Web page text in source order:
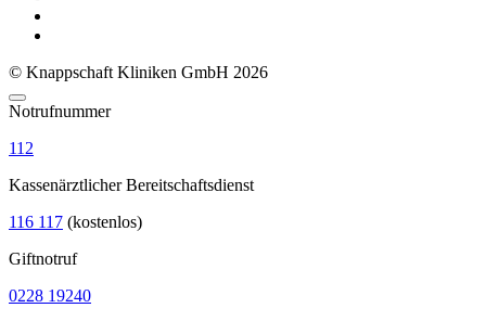
© Knappschaft Kliniken GmbH 2026
Notrufnummer
112
Kassenärztlicher Bereitschaftsdienst
116 117 (kostenlos)
Giftnotruf
0228 19240